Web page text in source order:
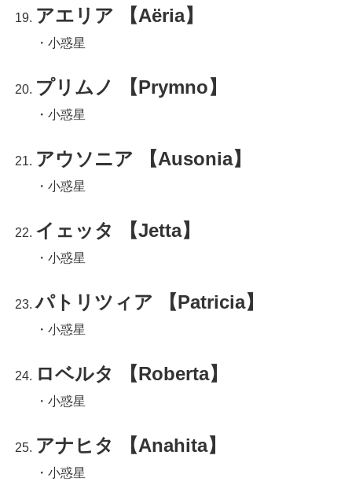
アエリア 【Aëria】
・小惑星
プリムノ 【Prymno】
・小惑星
アウソニア 【Ausonia】
・小惑星
イェッタ 【Jetta】
・小惑星
パトリツィア 【Patricia】
・小惑星
ロベルタ 【Roberta】
・小惑星
アナヒタ 【Anahita】
・小惑星